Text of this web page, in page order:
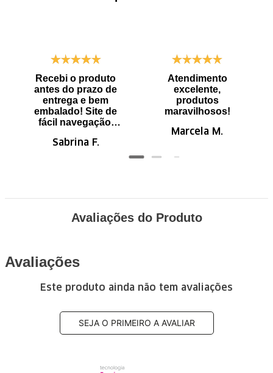
Recebi o produto
antes do prazo de
entrega e bem
embalado! Site de
fácil navegação.
Sabrina F.
Atendimento
excelente,
produtos
maravilhosos!
Marcela M.
Avaliações do Produto
Avaliações
Este produto ainda não tem avaliações
SEJA O PRIMEIRO A AVALIAR